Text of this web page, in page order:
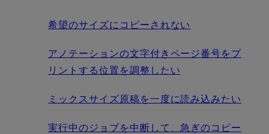
希望のサイズにコピーされない
アノテーションの文字付きページ番号をプ
リントする位置を調整したい
ミックスサイズ原稿を一度に読み込みたい
実行中のジョブを中断して、急ぎのコピー